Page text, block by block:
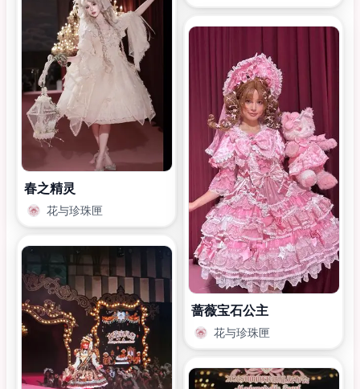
春之精灵
花与珍珠匣
蔷薇宝石公主
花与珍珠匣